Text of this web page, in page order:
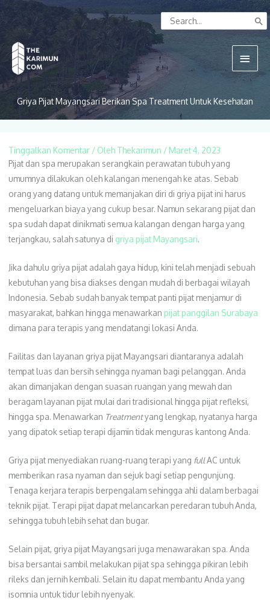
ke
Search
for:
Menu
Griya Pijat Mayangsari Berikan Spa Treatment Untuk Kesehatan
Tinggalkan Komentar / Oleh Thekarimun / Maret 4, 2023
Pijat dan spa merupakan serangkain perawatan tubuh yang
umumnya dilakukan oleh kalangan menengah ke atas. Sebab
orang yang datang untuk memanjakan diri di griya pijat ini harus
mengeluarkan biaya yang cukup besar. Namun sekarang pijat dan
spa sudah dapat dinikmati semua kalangan dengan harga yang
terjangkau, salah satunya di griya pijat Mayangsari.
Jika dahulu griya pijat adalah gaya hidup, kini telah menjadi sebuah
kebutuhan yang bisa diakses dengan mudah di berbagai wilayah
Indonesia. Sebab sudah banyak tempat panti pijat menjamur di
masyarakat, bahkan hingga menawarkan pijat panggilan Surabaya
dimana para terapis yang mendatangi lokasi Anda.
Failitas dan layanan griya pijat Mayangsari diantaranya adalah
tempat luas dan bersih sehingga nyaman bagi pelanggan. Anda
akan dimanjakan dengan suasan ruangan yang mewah dan
beragam layanan pijat mulai dari tradisional hingga pijat refleksi,
hingga spa. Menawarkan Treatmentyang lengkap, nyatanya harga
yang dipatok setiap terapi dijamin tidak menguras kantong Anda.
Griya pijat menyediakan ruang-ruang terapi yang fullAC untuk
memberikan rasa nyaman dan sejuk bagi setiap pengunjung.
Tenaga kerjara terapis berpengalam sehingga ahli dalam berbagai
teknik pijat. Terapi pijat dapat melancarkan peredaran tubuh Anda,
sehingga tubuh lebih sehat dan bugar.
Selain pijat, griya pijat Mayangsari juga menawarakan spa. Anda
bisa bersantai sambil melakukan pijat spa sehingga pikiran lebih
rileks dan jernih kembali. Selain itu dapat membantu Anda yang
isomnia untuk tidur lebih nyenyak.